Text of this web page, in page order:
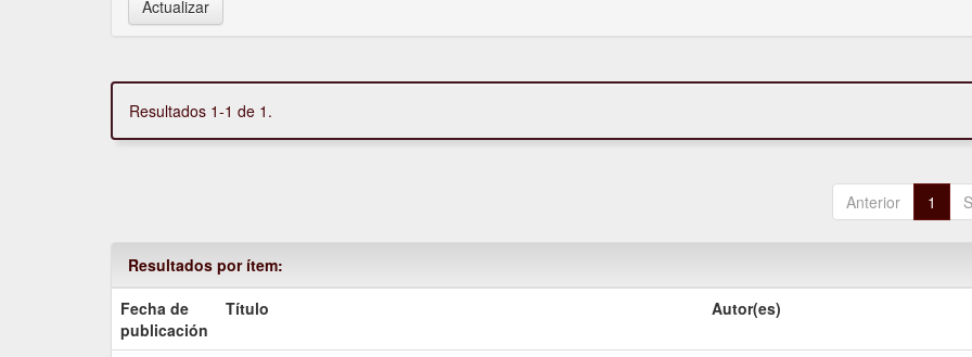
Resultados 1-1 de 1.
Anterior 1
Resultados por ítem:
Fecha de
publicación
Título Autor(es)